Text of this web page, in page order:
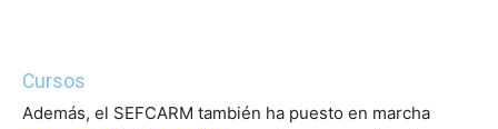
Cursos
Además, el SEFCARM también ha puesto en marcha